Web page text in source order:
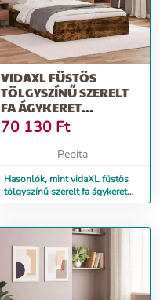
VIDAXL FÜSTÖS
TÖLGYSZÍNŰ SZERELT
FA ÁGYKERET
FIÓKOKKAL 120 X 190
CM
70 130 Ft
Pepita
Hasonlók, mint vidaXL füstös
tölgyszínű szerelt fa ágykeret
fiókokkal 120 x 190 cm